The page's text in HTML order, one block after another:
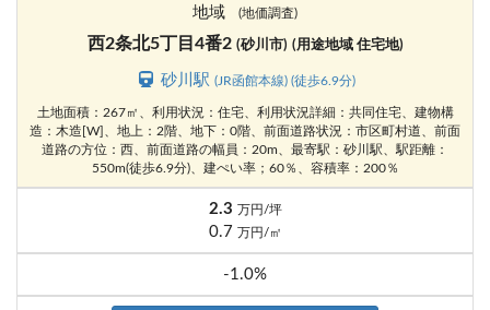
地域
(地価調査)
西2条北5丁目4番2 (砂川市) (用途地域 住宅地)
砂川駅 (JR函館本線) (徒歩6.9分)
土地面積：267㎡、利用状況：住宅、利用状況詳細：共同住宅、建物構
造：木造[W]、地上：2階、地下：0階、前面道路状況：市区町村道、前面
道路の方位：西、前面道路の幅員：20m、最寄駅：砂川駅、駅距離：
550m(徒歩6.9分)、建ぺい率；60％、容積率：200％
2.3 万円/坪
0.7 万円/㎡
-1.0%